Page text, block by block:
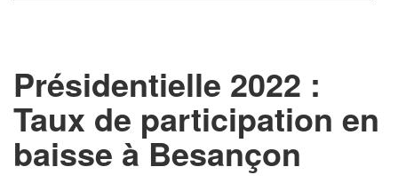
Présidentielle 2022 :
Taux de participation en
baisse à Besançon